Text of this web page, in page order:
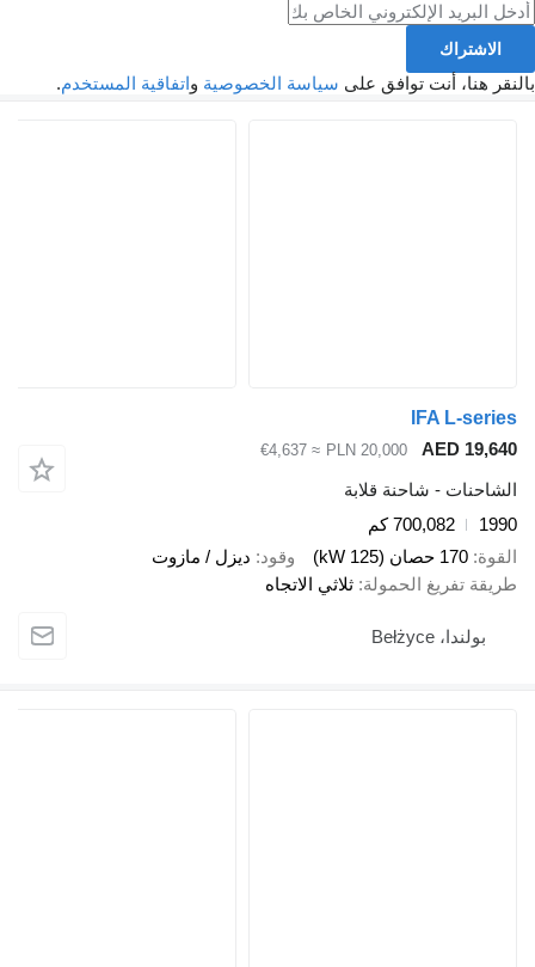
أنت توافق علىسياسة الخصوصيةواتفاقية المستخدم.
IFA L-
AED
PLN 20,000
≈ €4,637
- شاحنة قلابة
700,082 كم
170 حصان (125 kW)
وقود
ديزل / مازوت
الحمولة
ثلاثي الاتجاه